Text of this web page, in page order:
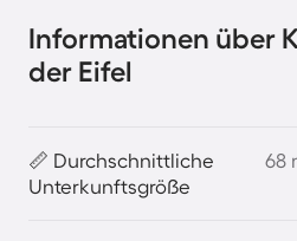
Informationen über
der Eifel
📏 Durchschnittliche
Unterkunftsgröße
68